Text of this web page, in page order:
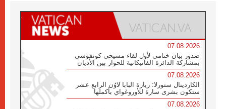
07.08.2026
صدور بيان ختامي لأول لقاء مسيحي كونفوشي
بمشاركة الدائرة الفاتيكانية للحوار بين الأديان
07.08.2026
الكاردينال ستورلا: زيارة البابا لاوُن الرابع عشر
ستكون بشرى سارة للأوروغواي بأكملها
07.08.2026